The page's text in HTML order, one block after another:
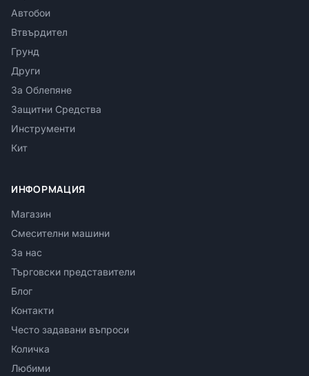
Автобои
Втвърдител
Грунд
Други
За Облепяне
Защитни Средства
Инструменти
Кит
ИНФОРМАЦИЯ
Магазин
Смесителни машини
За нас
Търговски представители
Блог
Контакти
Често задавани въпроси
Количка
Любими